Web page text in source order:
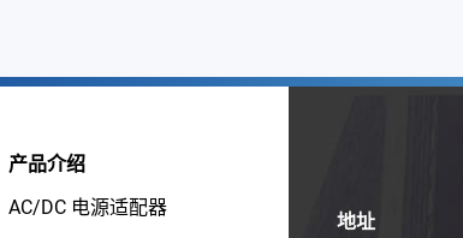
产品介绍
AC/DC 电源适配器
地址